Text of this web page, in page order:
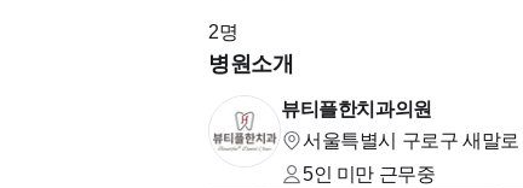
저희는 퇴사 후 다시 입사한 선생님도
으신데요. 텃세가 심하거나, 짜증을 잘
다시 돌아온다거나, 1년 이상 근속하는
지금은 결혼,출산,이사로 6년,3년,2년
2명
병원소개
뷰티플한치과의원
서울특별시 구로구 새말로
5인 미만 근무중